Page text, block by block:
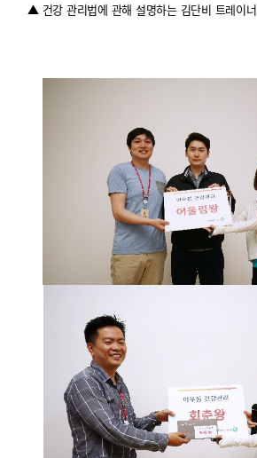
▲ 건강 관리법에 관해 설명하는 김단비 트레이너